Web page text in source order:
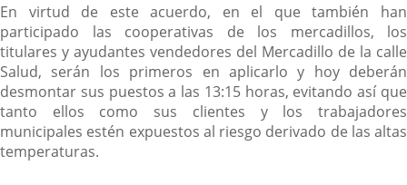
En virtud de este acuerdo, en el que también han
participado las cooperativas de los mercadillos, los
titulares y ayudantes vendedores del Mercadillo de la calle
Salud, serán los primeros en aplicarlo y hoy deberán
desmontar sus puestos a las 13:15 horas, evitando así que
tanto ellos como sus clientes y los trabajadores
municipales estén expuestos al riesgo derivado de las altas
temperaturas.